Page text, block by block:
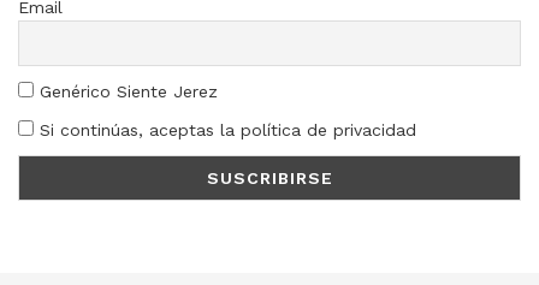
Email
Genérico Siente Jerez
Si continúas, aceptas la política de privacidad